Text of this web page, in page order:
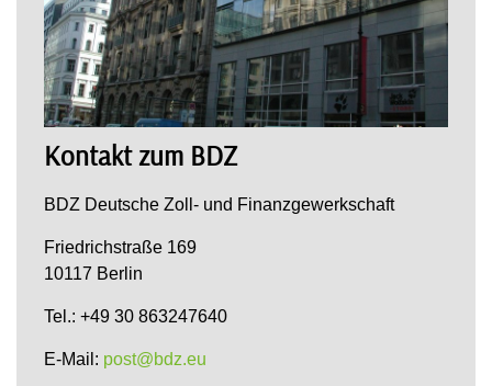
Kontakt zum BDZ
BDZ Deutsche Zoll- und Finanzgewerkschaft
Friedrichstraße 169
10117 Berlin
Tel.: +49 30 863247640
E-Mail: post@bdz.eu